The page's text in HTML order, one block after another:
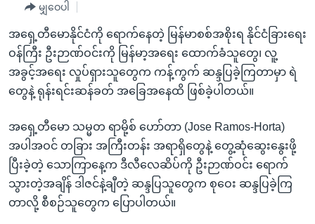
အကြောင်းအရာ
ကျော်
ကြည့်
ညွန်း
စာမျက်နှာ
အစ္စရေး-ပါလက်စတိုင်း
ရပ်ဝန်းတခု လမ်းတခု အလွန်
အင်္ဂလိပ်စာလေ့လာမယ်
အမေရိကန်သုံးအီဒီယံ
မကြေးမုံရဲ့ အင်္ဂလိပ်စာ
ရုပ်ရှင်ထဲက အင်္ဂလိပ်စာ
သုတပဒေသာ အင်္ဂလိပ်စာ
အပတ်စဉ်ကဏ္ဍများ
ရေဒီယို
ရေဒီယိုနှင့်ရုပ်သံ အချက်အလက်များ
ရေဒီယို/တီဗွီအစီအစဉ်
Learning English
ဗွီအိုအေ လူမှုကွန်ယက်များ
မျှဝေပါ
အရှေ့တီမောနိုင်ငံကို ရောက်နေတဲ့ မြန်မာစစ်အစိုးရ နိုင်ငံခြားရေး
ဝန်ကြီး ဦးဉာဏ်ဝင်းကို မြန်မာ့အရေး ထောက်ခံသူတွေ၊ လူ့
အခွင့်အရေး လှုပ်ရှားသူတွေက ကန့်ကွက် ဆန္ဒပြခဲ့ကြတာမှာ ရဲ
တွေနဲ့ ရုန်းရင်းဆန်ခတ် အခြေအနေထိ ဖြစ်ခဲ့ပါတယ်။
အရှေ့တီမော သမ္မတ ရာမို့စ် ဟော်တာ (Jose Ramos-Horta)
အပါအဝင် တခြား အကြီးတန်း အရာရှိတွေနဲ့ တွေ့ဆုံဆွေးနွေးဖို့
ပြီးခဲ့တဲ့ သောကြာနေ့က ဒီလီလေဆိပ်ကို ဦးဉာဏ်ဝင်း ရောက်
သွားတဲ့အချိန် ဒါဇင်နဲ့ချီတဲ့ ဆန္ဒပြသူတွေက စုဝေး ဆန္ဒပြခဲ့ကြ
တာလို့ စီစဉ်သူတွေက ပြောပါတယ်။